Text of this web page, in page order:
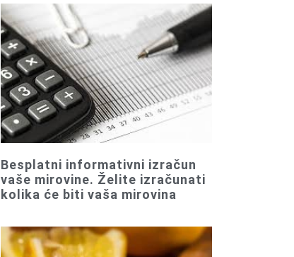
Besplatni informativni izračun
vaše mirovine. Želite izračunati
kolika će biti vaša mirovina